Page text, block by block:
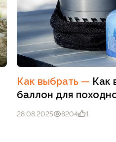
Как выбрать — Как
баллон для
28.08.2025 8204 1